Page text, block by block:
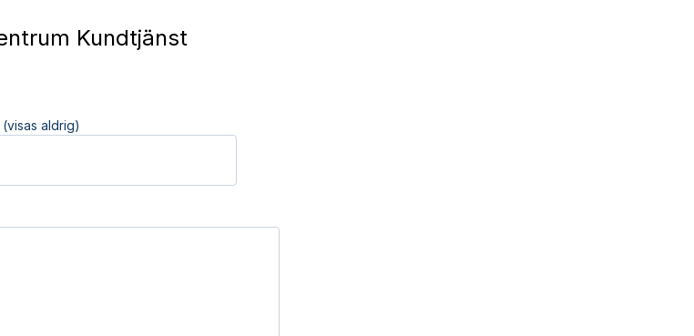
Kundtjänst
(visas aldrig)